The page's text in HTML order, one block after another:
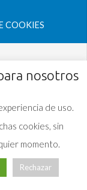
COOKIES
nosotros
de uso.
cookies, sin
momento.
Rechazar